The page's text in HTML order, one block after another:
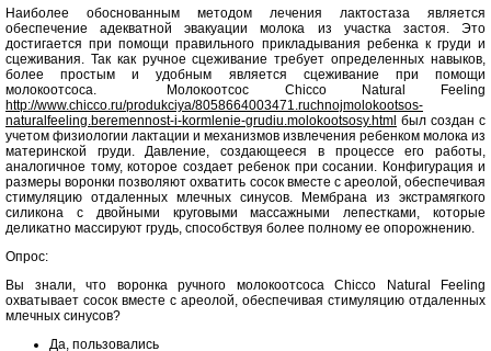
Наиболее обоснованным методом лечения лактостаза является
обеспечение адекватной эвакуации молока из участка застоя. Это
достигается при помощи правильного прикладывания ребенка к груди и
сцеживания. Так как ручное сцеживание требует определенных навыков,
более простым и удобным является сцеживание при помощи
молокоотсоса. Молокоотсос Chicco Natural Feeling
http://www.chicco.ru/produkciya/8058664003471.ruchnojmolokootsos-
naturalfeeling.beremennost-i-kormlenie-grudiu.molokootsosy.html был создан с
учетом физиологии лактации и механизмов извлечения ребенком молока из
материнской груди. Давление, создающееся в процессе его работы,
аналогичное тому, которое создает ребенок при сосании. Конфигурация и
размеры воронки позволяют охватить сосок вместе с ареолой, обеспечивая
стимуляцию отдаленных млечных синусов. Мембрана из экстрамягкого
силикона с двойными круговыми массажными лепестками, которые
деликатно массируют грудь, способствуя более полному ее опорожнению.
Опрос:
Вы знали, что воронка ручного молокоотсоса Chicco Natural Feeling
охватывает сосок вместе с ареолой, обеспечивая стимуляцию отдаленных
млечных синусов?
Да, пользовались